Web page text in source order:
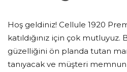
Hoş geldiniz! Cellule 1920
katıldığınız için çok mutluyuz.
güzelliğini ön planda tutan
tanıyacak ve müşteri